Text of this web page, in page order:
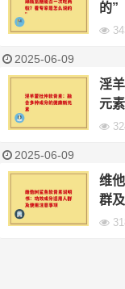
的”
2025-06-09
淫
元素
2025-06-09
维
群